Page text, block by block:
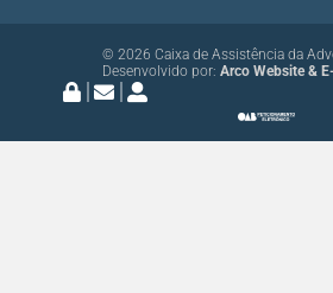
© 2026 Caixa de Assistência da
Desenvolvido por: Arco Website &